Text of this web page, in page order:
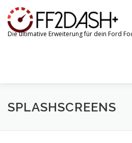
Die ultimative Erweiterung für dein Ford
FF2DASH+ FF2FLASH+
SPLASHSCREENS